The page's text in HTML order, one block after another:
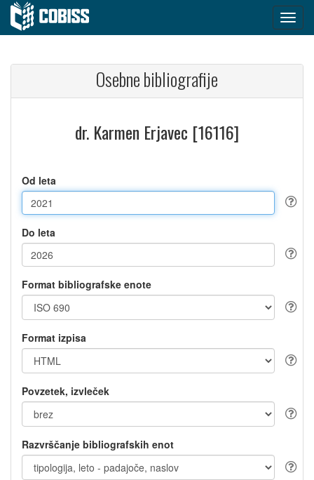
Osebne bibliografije
dr. Karmen Erjavec [16116]
Od leta
Do leta
Format bibliografske enote
Format izpisa
Povzetek, izvleček
Razvrščanje bibliografskih enot